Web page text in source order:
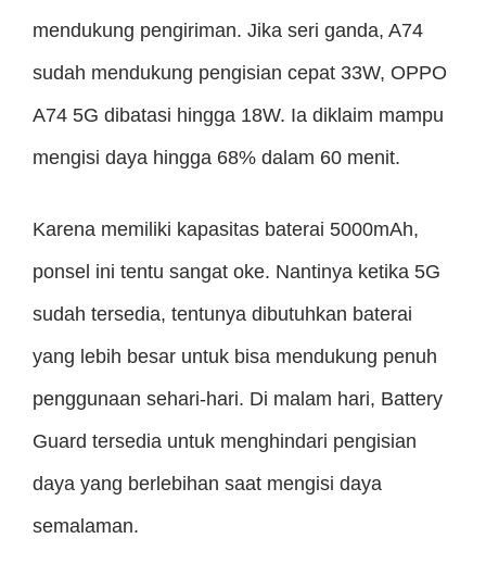
mendukung pengiriman. Jika seri ganda, A74
sudah mendukung pengisian cepat 33W, OPPO
A74 5G dibatasi hingga 18W. Ia diklaim mampu
mengisi daya hingga 68% dalam 60 menit.
Karena memiliki kapasitas baterai 5000mAh,
ponsel ini tentu sangat oke. Nantinya ketika 5G
sudah tersedia, tentunya dibutuhkan baterai
yang lebih besar untuk bisa mendukung penuh
penggunaan sehari-hari. Di malam hari, Battery
Guard tersedia untuk menghindari pengisian
daya yang berlebihan saat mengisi daya
semalaman.